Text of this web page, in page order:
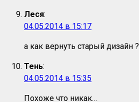
Леся:
04.05.2014 в 15:17
а как вернуть старый дизайн ?
Тень:
04.05.2014 в 15:35
Похоже что никак…